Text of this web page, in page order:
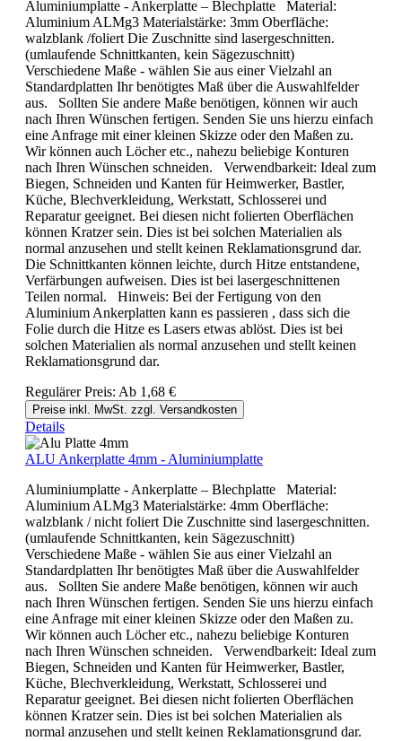
Aluminiumplatte - Ankerplatte – Blechplatte Material:
Aluminium ALMg3 Materialstärke: 3mm Oberfläche:
walzblank /foliert Die Zuschnitte sind lasergeschnitten.
(umlaufende Schnittkanten, kein Sägezuschnitt)
Verschiedene Maße - wählen Sie aus einer Vielzahl an
Standardplatten Ihr benötigtes Maß über die Auswahlfelder
aus. Sollten Sie andere Maße benötigen, können wir auch
nach Ihren Wünschen fertigen. Senden Sie uns hierzu einfach
eine Anfrage mit einer kleinen Skizze oder den Maßen zu.
Wir können auch Löcher etc., nahezu beliebige Konturen
nach Ihren Wünschen schneiden. Verwendbarkeit: Ideal zum
Biegen, Schneiden und Kanten für Heimwerker, Bastler,
Küche, Blechverkleidung, Werkstatt, Schlosserei und
Reparatur geeignet. Bei diesen nicht folierten Oberflächen
können Kratzer sein. Dies ist bei solchen Materialien als
normal anzusehen und stellt keinen Reklamationsgrund dar.
Die Schnittkanten können leichte, durch Hitze entstandene,
Verfärbungen aufweisen. Dies ist bei lasergeschnittenen
Teilen normal. Hinweis: Bei der Fertigung von den
Aluminium Ankerplatten kann es passieren , dass sich die
Folie durch die Hitze es Lasers etwas ablöst. Dies ist bei
solchen Materialien als normal anzusehen und stellt keinen
Reklamationsgrund dar.
Regulärer Preis: Ab 1,68 €
Preise inkl. MwSt. zzgl. Versandkosten
Details
ALU Ankerplatte 4mm - Aluminiumplatte
Aluminiumplatte - Ankerplatte – Blechplatte Material:
Aluminium ALMg3 Materialstärke: 4mm Oberfläche:
walzblank / nicht foliert Die Zuschnitte sind lasergeschnitten.
(umlaufende Schnittkanten, kein Sägezuschnitt)
Verschiedene Maße - wählen Sie aus einer Vielzahl an
Standardplatten Ihr benötigtes Maß über die Auswahlfelder
aus. Sollten Sie andere Maße benötigen, können wir auch
nach Ihren Wünschen fertigen. Senden Sie uns hierzu einfach
eine Anfrage mit einer kleinen Skizze oder den Maßen zu.
Wir können auch Löcher etc., nahezu beliebige Konturen
nach Ihren Wünschen schneiden. Verwendbarkeit: Ideal zum
Biegen, Schneiden und Kanten für Heimwerker, Bastler,
Küche, Blechverkleidung, Werkstatt, Schlosserei und
Reparatur geeignet. Bei diesen nicht folierten Oberflächen
können Kratzer sein. Dies ist bei solchen Materialien als
normal anzusehen und stellt keinen Reklamationsgrund dar.